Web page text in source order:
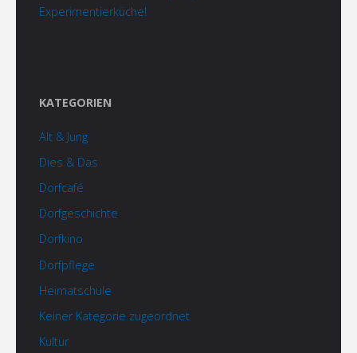
Experimentierküche!
KATEGORIEN
Alt & Jung
Dies & Das
Dorfcafé
Dorfgeschichte
Dorfkino
Dorfpflege
Heimatschule
Keiner Kategorie zugeordnet
Kultur